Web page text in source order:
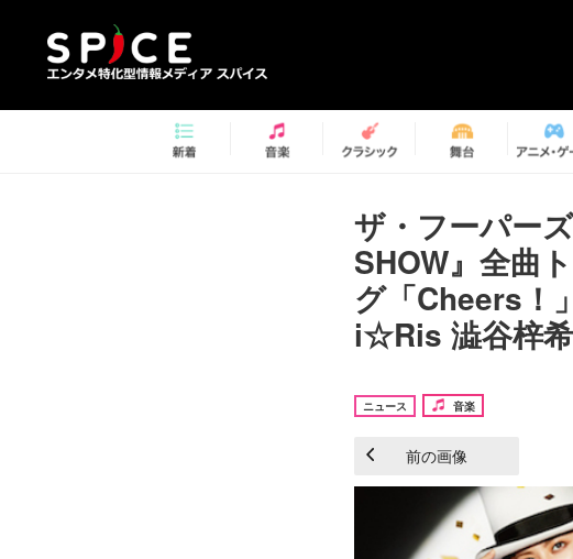
ザ・フーパー
SHOW』全曲
グ「Cheers！
i☆Ris 澁谷梓
ニュース 音楽
前の画像